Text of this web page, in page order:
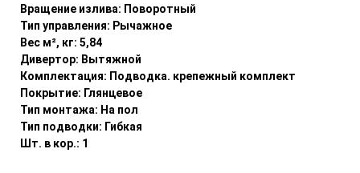
Вращение излива: Поворотный
Тип управления: Рычажное
Вес м², кг: 5,84
Дивертор: Вытяжной
Комплектация: Подводка. крепежный комплект
Покрытие: Глянцевое
Тип монтажа: На пол
Тип подводки: Гибкая
Шт. в кор.: 1